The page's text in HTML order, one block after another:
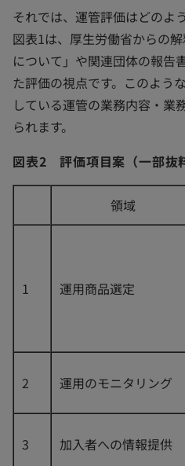
それでは、運管評価はどのよ
図表1は、厚生労働省からの
について」や関連団体の報告
た評価の視点です。このよう
している運管の業務内容・業
られます。
図表2 評価項目案（一部抜
領域
1 運用商品選定
2 運用のモニタリング
3 加入者への情報提供